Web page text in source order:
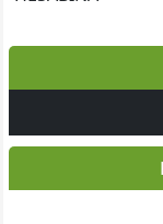
İMRENLER
KURULU